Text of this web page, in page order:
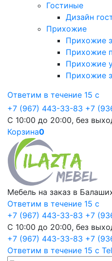
Гостиные
Дизайн
Прихожие
Прихожие
Прихожие
Прихожие
Прихожие
Ответим в течение 15 с
+7 (967) 443-33-83 +7
С 10:00 до 20:00, без
Корзина0
Мебель на заказ в
Ответим в течение 15 с
+7 (967) 443-33-83 +7
С 10:00 до 20:00, без
+7 (967) 443-33-83 +7
Ответим в течение 15 с